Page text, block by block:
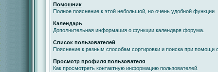
Помошник
Полное пояснение к этой небольшой, но очень удобной функции
Календарь
Дополнительная информация о функции календаря форума.
Список пользователей
Пояснение к разным способам сортировки и поиска при помощи
Просмотр профиля пользователя
Как просмотреть контактную информацию пользователей.